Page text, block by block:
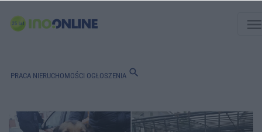
PRACA NIERUCHOMOŚCI OGŁOSZENIA search